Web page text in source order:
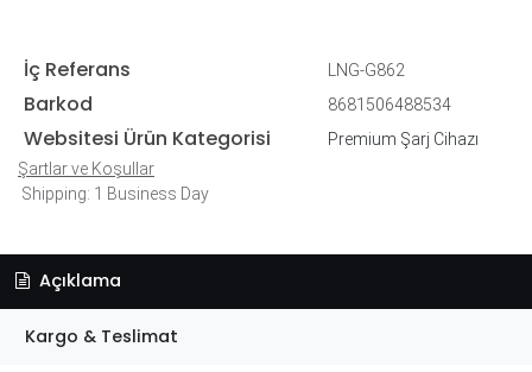
İç Referans LNG-G862
Barkod 8681506488534
Websitesi Ürün Kategorisi
Premium Şarj Cihazı
Şartlar ve Koşullar
Shipping: 1 Business Day
Açıklama
Kargo & Teslimat